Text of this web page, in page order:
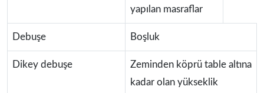
yapılan masraflar
Debuşe Boşluk
Dikey debuşe
Zeminden köprü table altına
kadar olan yükseklik